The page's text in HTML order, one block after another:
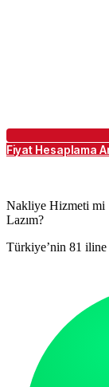
Fiyat Hesaplama
Nakliye Hizmeti mi
Lazım?
Türkiye’nin 81